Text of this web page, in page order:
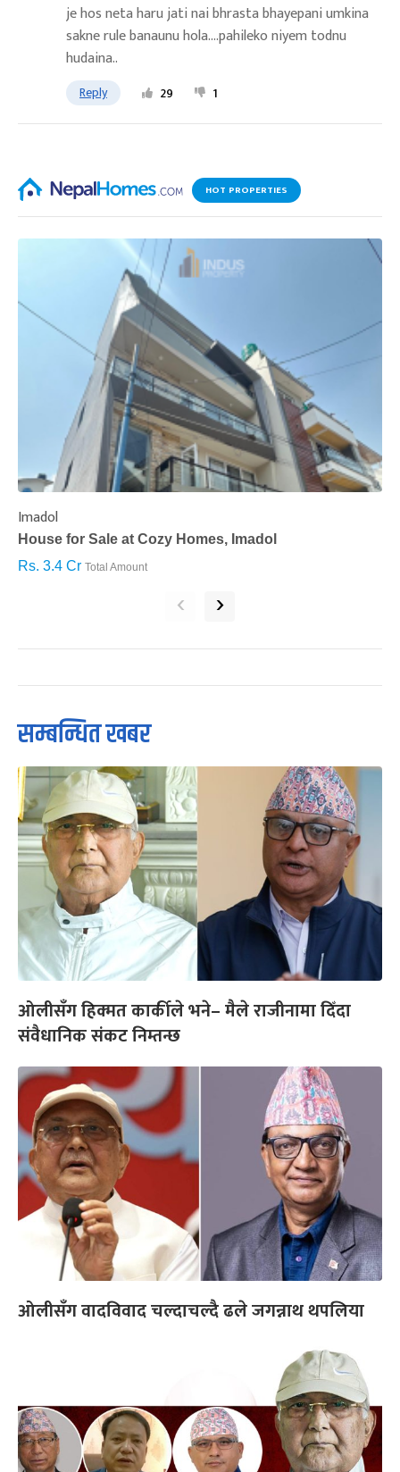
je hos neta haru jati nai bhrasta bhayepani umkina
sakne rule banaunu hola....pahileko niyem todnu
hudaina..
Reply 29 1
HOT PROPERTIES
Imadol
House for Sale at Cozy Homes, Imadol
Rs. 3.4 Cr Total Amount
‹ ›
सम्बन्धित खबर
ओलीसँग हिक्मत कार्कीले भने– मैले राजीनामा दिँदा
संवैधानिक संकट निम्तन्छ
ओलीसँग वादविवाद चल्दाचल्दै ढले जगन्नाथ थपलिया